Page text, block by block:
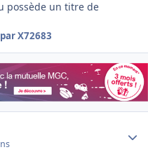
possède un titre de
par X72683